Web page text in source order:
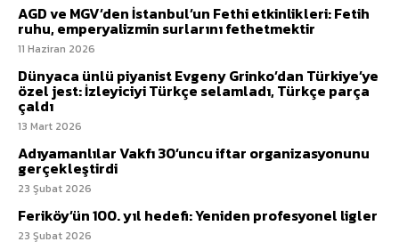
AGD ve MGV’den İstanbul’un Fethi etkinlikleri: Fetih
ruhu, emperyalizmin surlarını fethetmektir
11 Haziran 2026
Dünyaca ünlü piyanist Evgeny Grinko’dan Türkiye’ye
özel jest: İzleyiciyi Türkçe selamladı, Türkçe parça
çaldı
13 Mart 2026
Adıyamanlılar Vakfı 30’uncu iftar organizasyonunu
gerçekleştirdi
23 Şubat 2026
Feriköy’ün 100. yıl hedefi: Yeniden profesyonel ligler
23 Şubat 2026